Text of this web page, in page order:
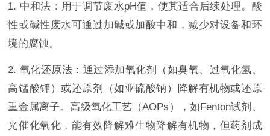
1. 中和法：用于调节废水pH值，使其适合后续处理。酸
性或碱性废水可通过加碱或加酸中和，减少对设备和环
境的腐蚀。
2. 氧化还原法：通过添加氧化剂（如臭氧、过氧化氢、
高锰酸钾）或还原剂（如亚硫酸钠）降解有机物或还原
重金属离子。高级氧化工艺（AOPs），如Fenton试剂、
光催化氧化，能有效降解难生物降解有机物，但药剂成